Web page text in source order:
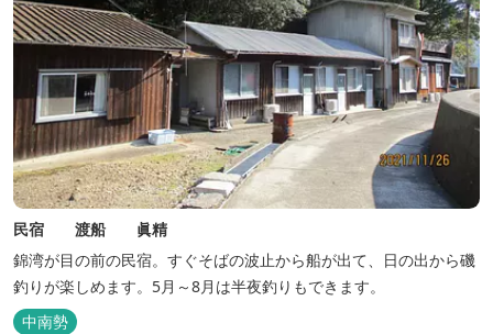
民宿 渡船 眞精
錦湾が目の前の民宿。すぐそばの波止から船が出て、日の出から磯
釣りが楽しめます。5月～8月は半夜釣りもできます。
中南勢